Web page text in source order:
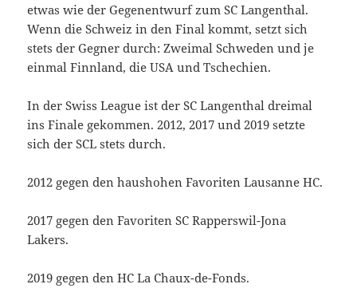
etwas wie der Gegenentwurf zum SC Langenthal.
Wenn die Schweiz in den Final kommt, setzt sich
stets der Gegner durch: Zweimal Schweden und je
einmal Finnland, die USA und Tschechien.
In der Swiss League ist der SC Langenthal dreimal
ins Finale gekommen. 2012, 2017 und 2019 setzte
sich der SCL stets durch.
2012 gegen den haushohen Favoriten Lausanne HC.
2017 gegen den Favoriten SC Rapperswil-Jona
Lakers.
2019 gegen den HC La Chaux-de-Fonds.